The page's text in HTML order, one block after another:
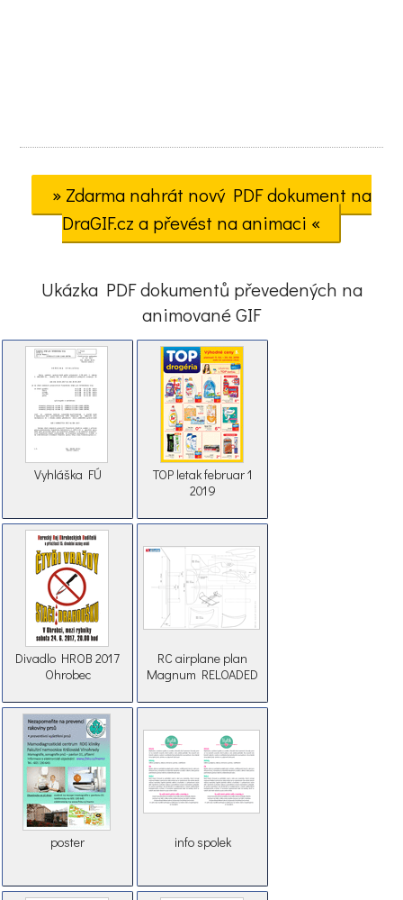
» Zdarma nahrát nový PDF dokument na
DraGIF.cz a převést na animaci «
Ukázka PDF dokumentů převedených na
animované GIF
Vyhláška FÚ
TOP letak februar 1
2019
Divadlo HROB 2017
Ohrobec
RC airplane plan
Magnum RELOADED
poster info spolek